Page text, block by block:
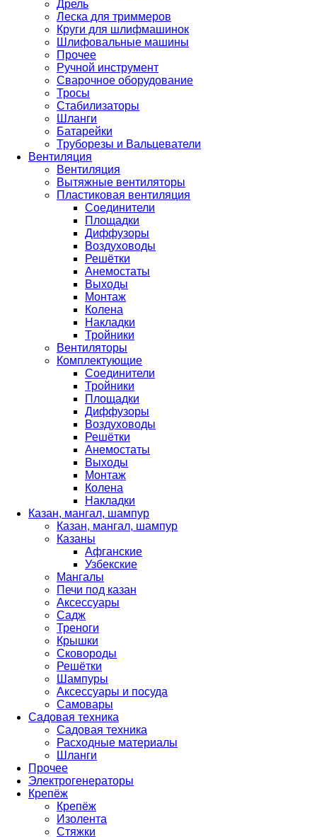
Дрель
Леска для триммеров
Круги для шлифмашинок
Шлифовальные машины
Прочее
Ручной инструмент
Сварочное оборудование
Тросы
Стабилизаторы
Шланги
Батарейки
Труборезы и Вальцеватели
Вентиляция
Вентиляция
Вытяжные вентиляторы
Пластиковая вентиляция
Соединители
Площадки
Диффузоры
Воздуховоды
Решётки
Анемостаты
Выходы
Монтаж
Колена
Накладки
Тройники
Вентиляторы
Комплектующие
Соединители
Тройники
Площадки
Диффузоры
Воздуховоды
Решётки
Анемостаты
Выходы
Монтаж
Колена
Накладки
Казан, мангал, шампур
Казан, мангал, шампур
Казаны
Афганские
Узбекские
Мангалы
Печи под казан
Аксессуары
Садж
Треноги
Крышки
Сковороды
Решётки
Шампуры
Аксессуары и посуда
Самовары
Садовая техника
Садовая техника
Расходные материалы
Шланги
Прочее
Электрогенераторы
Крепёж
Крепёж
Изолента
Стяжки